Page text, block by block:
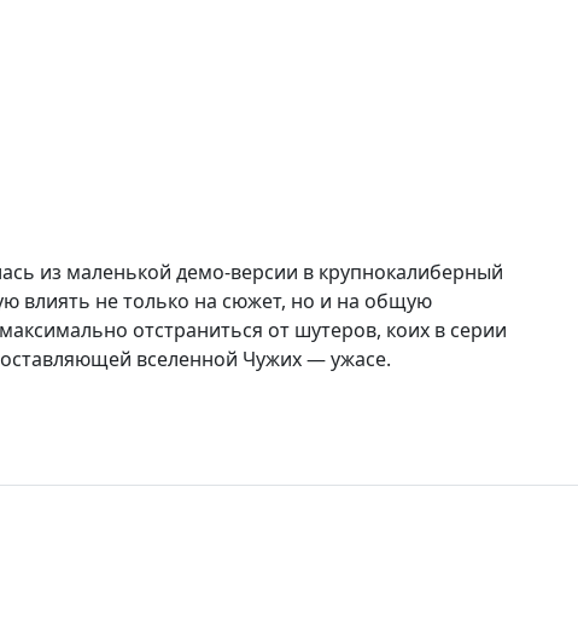
из маленькой демо-версии в крупнокалиберный
влиять не только на сюжет, но и на общую
отстраниться от шутеров, коих в серии
вселенной Чужих — ужасе.